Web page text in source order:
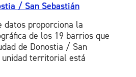
/ San Sebastián
datos proporciona la
de los 19 barrios que
de Donostia / San
unidad territorial está